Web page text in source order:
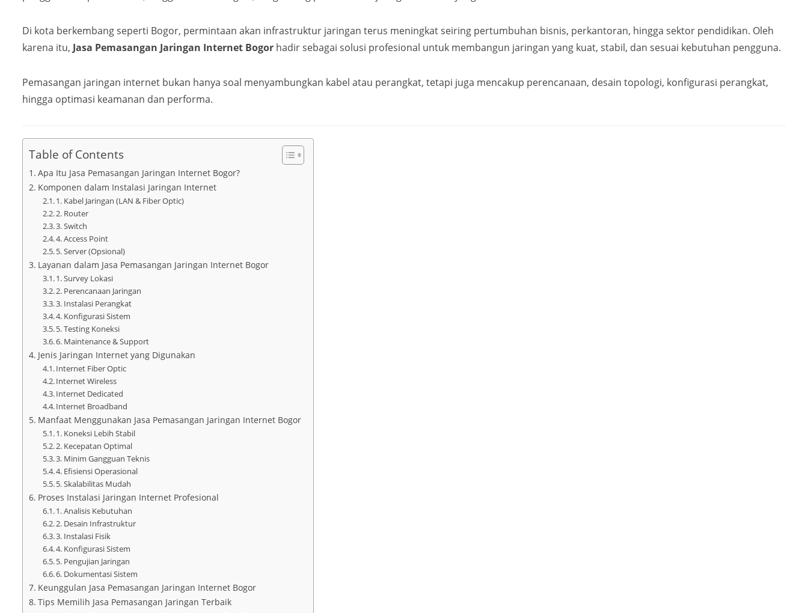
Di kota berkembang seperti Bogor, permintaan akan infrastruktur jaringan terus meningkat seiring pertumbuhan bisnis, perkantoran, hingga sektor pendidikan. Oleh
karena itu, Jasa Pemasangan Jaringan Internet Bogor hadir sebagai solusi profesional untuk membangun jaringan yang kuat, stabil, dan sesuai kebutuhan pengguna.
Pemasangan jaringan internet bukan hanya soal menyambungkan kabel atau perangkat, tetapi juga mencakup perencanaan, desain topologi, konfigurasi perangkat,
hingga optimasi keamanan dan performa.
Table of Contents
Apa Itu Jasa Pemasangan Jaringan Internet Bogor?
Komponen dalam Instalasi Jaringan Internet
1. Kabel Jaringan (LAN & Fiber Optic)
2. Router
3. Switch
4. Access Point
5. Server (Opsional)
Layanan dalam Jasa Pemasangan Jaringan Internet Bogor
1. Survey Lokasi
2. Perencanaan Jaringan
3. Instalasi Perangkat
4. Konfigurasi Sistem
5. Testing Koneksi
6. Maintenance & Support
Jenis Jaringan Internet yang Digunakan
Internet Fiber Optic
Internet Wireless
Internet Dedicated
Internet Broadband
Manfaat Menggunakan Jasa Pemasangan Jaringan Internet Bogor
1. Koneksi Lebih Stabil
2. Kecepatan Optimal
3. Minim Gangguan Teknis
4. Efisiensi Operasional
5. Skalabilitas Mudah
Proses Instalasi Jaringan Internet Profesional
1. Analisis Kebutuhan
2. Desain Infrastruktur
3. Instalasi Fisik
4. Konfigurasi Sistem
5. Pengujian Jaringan
6. Dokumentasi Sistem
Keunggulan Jasa Pemasangan Jaringan Internet Bogor
Tips Memilih Jasa Pemasangan Jaringan Terbaik